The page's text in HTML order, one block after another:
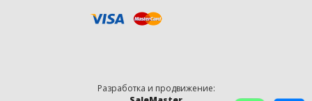
Разработка и продвижение: